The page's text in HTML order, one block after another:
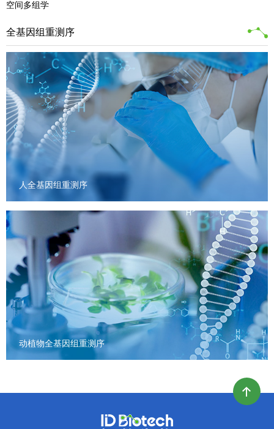
空间多组学
全基因组重测序
人全基因组重测序
动植物全基因组重测序